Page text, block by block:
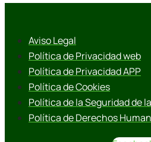
Aviso Legal
Política de Privacidad web
Política de Privacidad APP
Política de Cookies
Política de la Seguridad de
Política de Derechos